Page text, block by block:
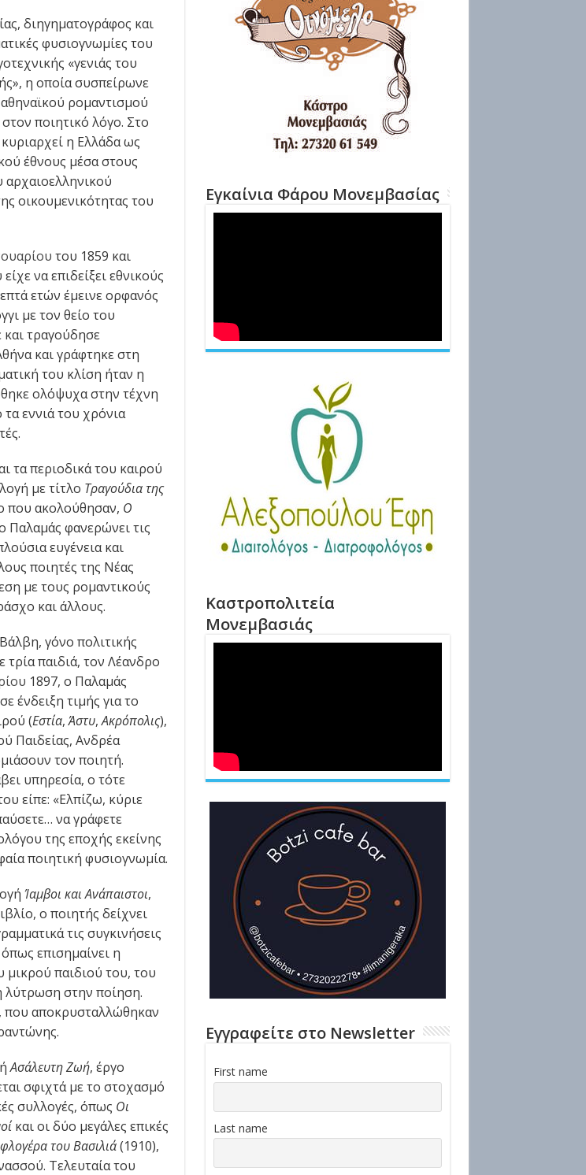
διηγηματογράφος και
φυσιογνωμίες του
«γενιάς του
η οποία συσπείρωνε
ρομαντισμού
ποιητικό λόγο. Στο
η Ελλάδα ως
έθνους μέσα στους
οικουμενικότητας του
του 1859 και
να επιδείξει εθνικούς
ετών έμεινε ορφανός
με τον θείο του
τραγούδησε
και γράφτηκε στη
του κλίση ήταν η
ολόψυχα στην τέχνη
εννιά του χρόνια
τα περιοδικά του καιρού
με τίτλο Τραγούδια της
που ακολούθησαν, Ο
Παλαμάς φανερώνει τις
ευγένεια και
ποιητές της Νέας
με τους ρομαντικούς
και άλλους.
γόνο πολιτικής
παιδιά, τον Λέανδρο
1897, ο Παλαμάς
ένδειξη τιμής για το
(Εστία,Άστυ,Ακρόπολις),
Παιδείας, Ανδρέα
τον ποιητή.
υπηρεσία, ο τότε
είπε: «Ελπίζω, κύριε
να γράφετε
της εποχής εκείνης
ποιητική φυσιογνωμία.
Ίαμβοι και Ανάπαιστοι,
ο ποιητής δείχνει
τις συγκινήσεις
επισημαίνει η
παιδιού του, του
λύτρωση στην ποίηση.
που αποκρυσταλλώθηκαν
Ασάλευτη Ζωή, έργο
σφιχτά με το στοχασμό
συλλογές, όπως Οι
και οι δύο μεγάλες επικές
του Βασιλιά(1910),
Τελευταία του
Εγκαίνια Φάρου Μονεμβασίας
Καστροπολιτεία
Μονεμβασιάς
Εγγραφείτε στο Newsletter
First name
Last name